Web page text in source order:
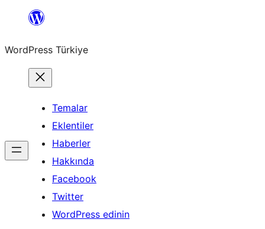
İçeriğe
WordPress Türkiye
Temalar
Eklentiler
Haberler
Hakkında
Facebook
Twitter
WordPress edinin